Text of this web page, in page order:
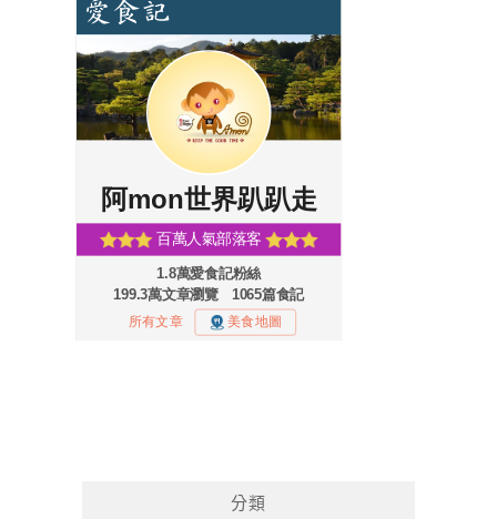
分類